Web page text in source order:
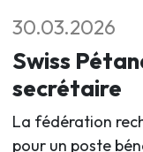
30.03.2026
Swiss
secrétaire
La fédération
pour un poste